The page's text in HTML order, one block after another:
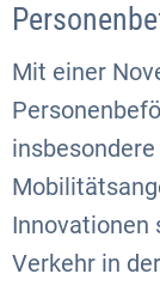
Mit einer
Innovationen
Verkehr in